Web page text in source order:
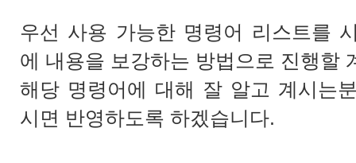
우선 사용 가능한 명령어 리스트를
에 내용을 보강하는 방법으로 진행할
해당 명령어에 대해 잘 알고 계시는
시면 반영하도록 하겠습니다.